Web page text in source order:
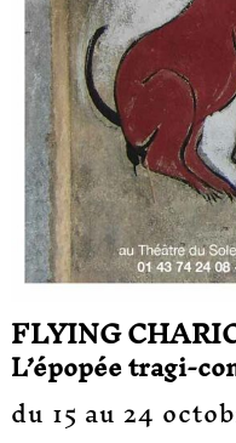
FLYING
L’épopée tragi-
du 15 au 24